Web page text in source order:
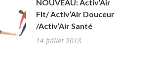
NOUVEAU: Activ’Air
Fit/ Activ’Air Douceur
/Activ’Air Santé
14 juillet 2018